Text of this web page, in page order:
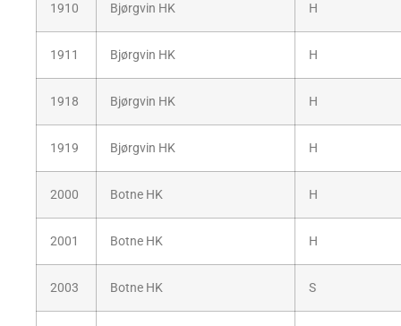
1910 Bjørgvin HK H
1911 Bjørgvin HK H
1918 Bjørgvin HK H
1919 Bjørgvin HK H
2000 Botne HK H
2001 Botne HK H
2003 Botne HK S